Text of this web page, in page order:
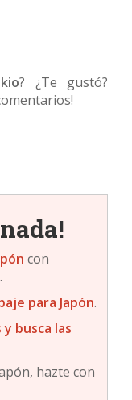
? ¿Te gustó?
con
para Japón.
busca las
hazte con